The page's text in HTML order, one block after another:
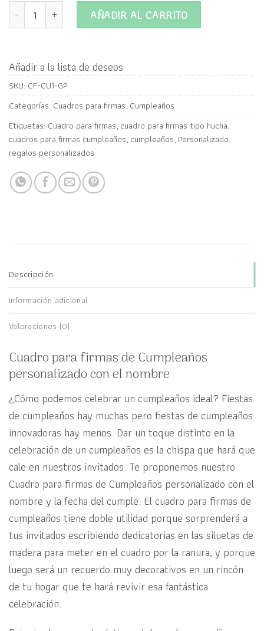
Cuadro para firmas de Cumpleaños modelo 1 con texto
AÑADIR AL CARRITO
Añadir a la lista de deseos
SKU: CF-CU1-GP
Categorías: Cuadros para firmas, Cumpleaños
Etiquetas: Cuadro para firmas, cuadro para firmas tipo hucha,
cuadros para firmas cumpleaños, cumpleaños, Personalizado,
regalos personalizados
Descripción
Información adicional
Valoraciones (0)
Cuadro para firmas de Cumpleaños
personalizado con el nombre
¿Cómo podemos celebrar un cumpleaños ideal? Fiestas
de cumpleaños hay muchas pero fiestas de cumpleaños
innovadoras hay menos. Dar un toque distinto en la
celebración de un cumpleaños es la chispa que hará que
cale en nuestros invitados. Te proponemos nuestro
Cuadro para firmas de Cumpleaños personalizado con el
nombre y la fecha del cumple. El cuadro para firmas de
cumpleaños tiene doble utilidad porque sorprenderá a
tus invitados escribiendo dedicatorias en las siluetas de
madera para meter en el cuadro por la ranura, y porque
luego será un recuerdo muy decorativos en un rincón
de tu hogar que te hará revivir esa fantástica
celebración.